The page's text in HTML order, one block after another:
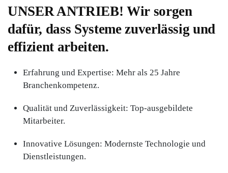
UNSER ANTRIEB! Wir sorgen
dafür, dass Systeme zuverlässig und
effizient arbeiten.
Erfahrung und Expertise: Mehr als 25 Jahre
Branchenkompetenz.
Qualität und Zuverlässigkeit: Top-ausgebildete
Mitarbeiter.
Innovative Lösungen: Modernste Technologie und
Dienstleistungen.